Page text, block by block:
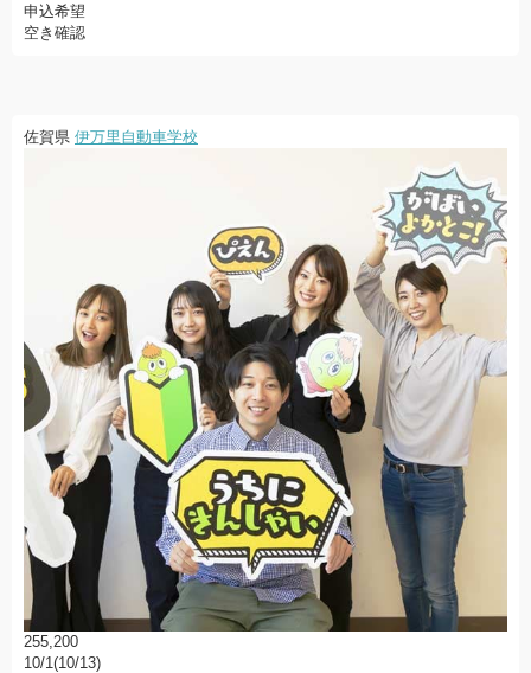
申込希望
空き確認
佐賀県 伊万里自動車学校
255,200
10/1(10/13)